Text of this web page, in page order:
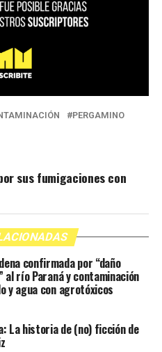
PERGAMINO
sus fumigaciones con
confirmada por “daño
al río Paraná y contaminación
y agua con agrotóxicos
La historia de (no) ficción de